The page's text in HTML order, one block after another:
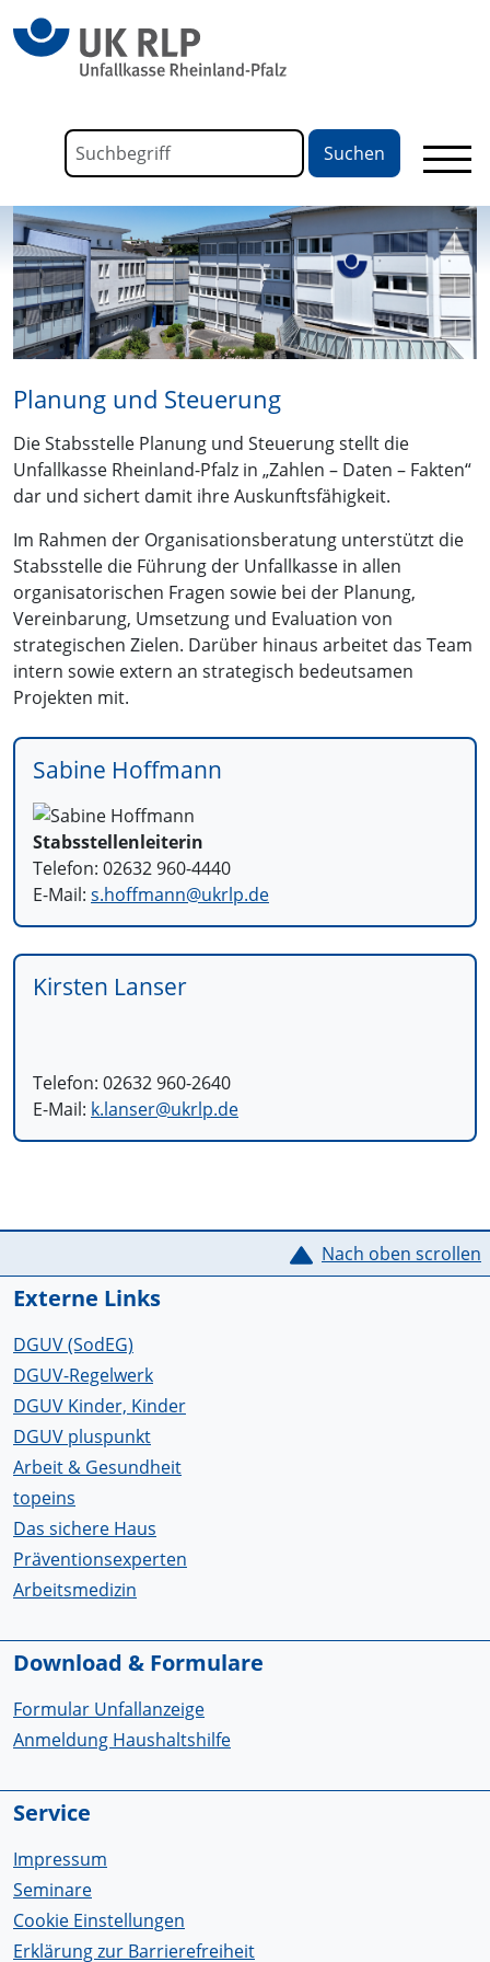
Formular für die Volltextsuche
Planung und Steuerung
Die Stabsstelle Planung und Steuerung stellt die
Unfallkasse Rheinland-Pfalz in „Zahlen – Daten – Fakten“
dar und sichert damit ihre Auskunftsfähigkeit.
Im Rahmen der Organisationsberatung unterstützt die
Stabsstelle die Führung der Unfallkasse in allen
organisatorischen Fragen sowie bei der Planung,
Vereinbarung, Umsetzung und Evaluation von
strategischen Zielen. Darüber hinaus arbeitet das Team
intern sowie extern an strategisch bedeutsamen
Projekten mit.
Sabine Hoffmann
Stabsstellenleiterin
Telefon: 02632 960-4440
E-Mail: s.hoffmann@ukrlp.de
Kirsten Lanser
Telefon: 02632 960-2640
E-Mail: k.lanser@ukrlp.de
Service Informationen Nach oben scrollen
Externe Links
DGUV (SodEG)
DGUV-Regelwerk
DGUV Kinder, Kinder
DGUV pluspunkt
Arbeit & Gesundheit
topeins
Das sichere Haus
Präventionsexperten
Arbeitsmedizin
Download & Formulare
Formular Unfallanzeige
Anmeldung Haushaltshilfe
Service
Impressum
Seminare
Cookie Einstellungen
Erklärung zur Barrierefreiheit